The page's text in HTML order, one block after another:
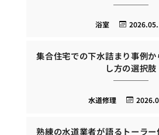
浴室
集合住宅での下水詰まり事例
し方の選択肢
水道修理
熟練の水道業者が語るトーラ